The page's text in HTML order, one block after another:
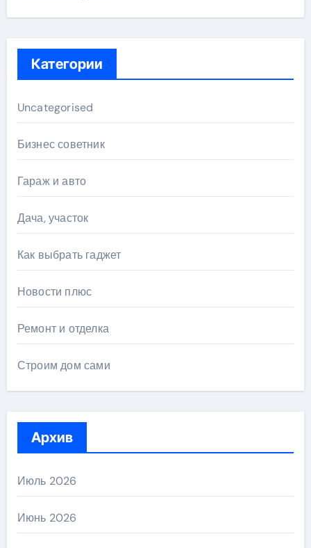
Категории
Uncategorised
Бизнес советник
Гараж и авто
Дача, участок
Как выбрать гаджет
Новости плюс
Ремонт и отделка
Строим дом сами
Архив
Июль 2026
Июнь 2026